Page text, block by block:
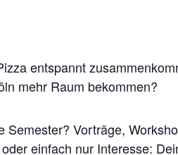
entspannt
mehr Raum bekommen?
Semester? Vorträge,
einfach nur Interesse: